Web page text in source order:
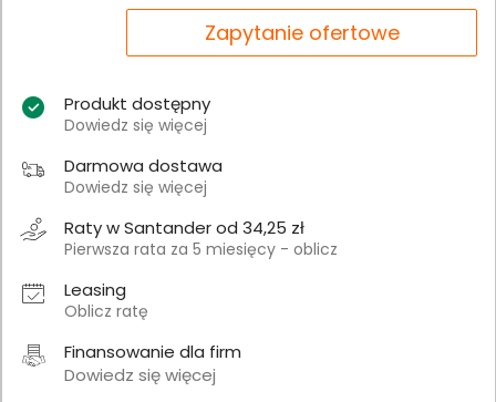
Zapytanie ofertowe
Produkt dostępny
Dowiedz się więcej
Darmowa dostawa
Dowiedz się więcej
Raty w Santander od 34,25 zł
Pierwsza rata za 5 miesięcy - oblicz
Leasing
Oblicz ratę
Finansowanie dla firm
Dowiedz się więcej